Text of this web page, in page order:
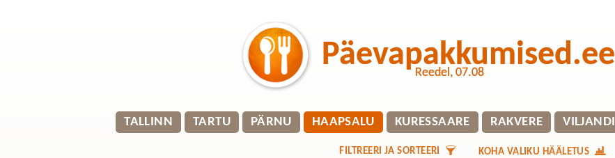
Päevapakkumised.ee
Reedel, 07.08
TALLINN TARTU PÄRNU HAAPSALU KURESSAARE RAKVERE VILJANDI
KOHA VALIKU HÄÄLETUS
FILTREERI JA SORTEERI